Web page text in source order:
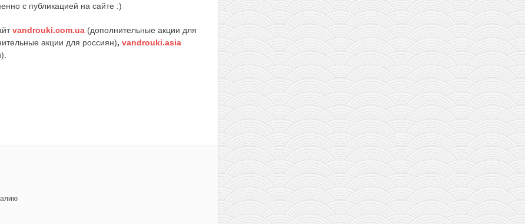
с публикацией на сайте :)
vandrouki.com.ua (дополнительные акции для
акции для россиян), vandrouki.asia